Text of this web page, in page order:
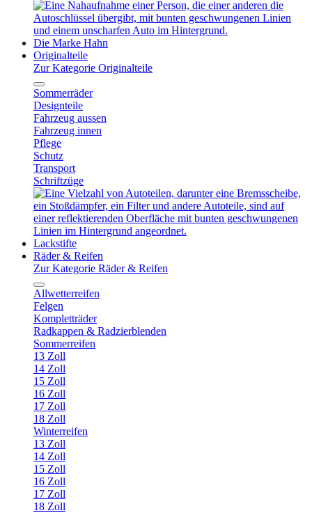
Die Marke Hahn
Originalteile
Zur Kategorie Originalteile
Sommerräder
Designteile
Fahrzeug aussen
Fahrzeug innen
Pflege
Schutz
Transport
Schriftzüge
Lackstifte
Räder & Reifen
Zur Kategorie Räder & Reifen
Allwetterreifen
Felgen
Kompletträder
Radkappen & Radzierblenden
Sommerreifen
13 Zoll
14 Zoll
15 Zoll
16 Zoll
17 Zoll
18 Zoll
Winterreifen
13 Zoll
14 Zoll
15 Zoll
16 Zoll
17 Zoll
18 Zoll